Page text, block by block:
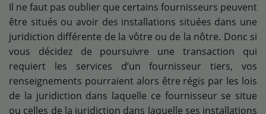
Il ne faut pas oublier que certains fournisseurs peuvent
être situés ou avoir des installations situées dans une
juridiction différente de la vôtre ou de la nôtre. Donc si
vous décidez de poursuivre une transaction qui
requiert les services d’un fournisseur tiers, vos
renseignements pourraient alors être régis par les lois
de la juridiction dans laquelle ce fournisseur se situe
ou celles de la juridiction dans laquelle ses installations